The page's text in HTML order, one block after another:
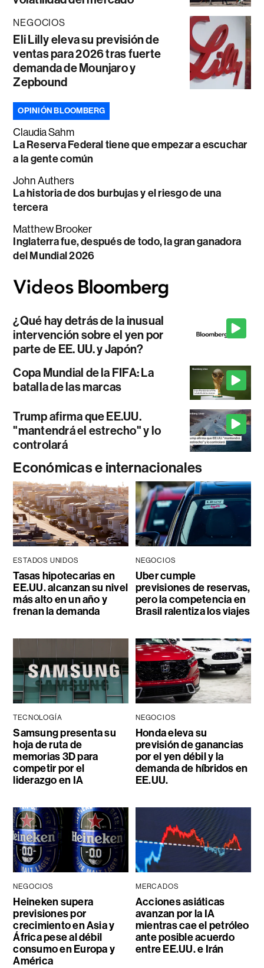
NEGOCIOS
Eli Lilly eleva su previsión de
ventas para 2026 tras fuerte
demanda de Mounjaro y
Zepbound
OPINIÓN BLOOMBERG
Claudia Sahm
La Reserva Federal tiene que empezar a escuchar
a la gente común
John Authers
La historia de dos burbujas y el riesgo de una
tercera
Matthew Brooker
Inglaterra fue, después de todo, la gran ganadora
del Mundial 2026
¿Qué hay detrás de la inusual
intervención sobre el yen por
parte de EE. UU. y Japón?
Copa Mundial de la FIFA: La
batalla de las marcas
Trump afirma que EE.UU.
"mantendrá el estrecho" y lo
controlará
Económicas e internacionales
ESTADOS UNIDOS
Tasas hipotecarias en
EE.UU. alcanzan su nivel
más alto en un año y
frenan la demanda
NEGOCIOS
Uber cumple
previsiones de reservas,
pero la competencia en
Brasil ralentiza los viajes
TECNOLOGÍA
Samsung presenta su
hoja de ruta de
memorias 3D para
competir por el
liderazgo en IA
NEGOCIOS
Honda eleva su
previsión de ganancias
por el yen débil y la
demanda de híbridos en
EE.UU.
NEGOCIOS
Heineken supera
previsiones por
crecimiento en Asia y
África pese al débil
consumo en Europa y
América
MERCADOS
Acciones asiáticas
avanzan por la IA
mientras cae el petróleo
ante posible acuerdo
entre EE.UU. e Irán